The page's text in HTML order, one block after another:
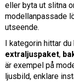
eller byta ut slitna
modellanpassade
utseende.
I kategorin hittar
extraljuspaket,
är exempel på
ljusbild, enklare